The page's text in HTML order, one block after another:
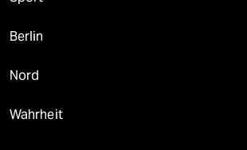
Berlin
Nord
Wahrheit